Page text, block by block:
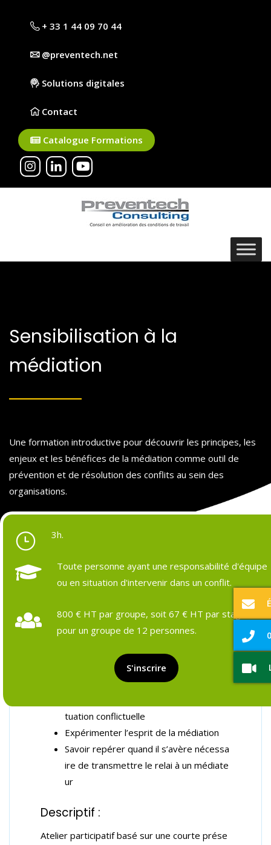
+ 33 1 44 09 70 44
@preventech.net
Solutions digitales
Contact
Catalogue Formations
Sensibilisation à la
médiation
Une formation introductive pour découvrir les principes, les
enjeux et les bénéfices de la médiation comme outil de
prévention et de résolution des conflits au sein des
organisations.
3h.
Toute personne ayant une responsabilité d'équipe
ou en situation d'intervenir dans un conflit.
800 € HT par groupe, soit 67 € HT par stagiaire
pour un groupe de 12 personnes.
S'inscrire
Objectifs et prérequisProgramme détailléFormateurs & pédagogie
Ressources et outils
Suivi
Découvrir les fondamentaux de la médi
tuation conflictuelle
Expérimenter l’esprit de la médiation
Savoir repérer quand il s’avère nécessa
ire de transmettre le relai à un médiate
ur
Descriptif :
Atelier participatif basé sur une courte prése